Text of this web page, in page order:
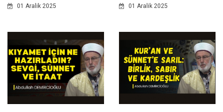
01 Aralik 2025 01 Aralik 2025